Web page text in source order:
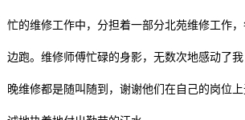
忙的维修工作中，分担着一部分北苑维修工作
边跑。维修师傅忙碌的身影，无数次地感动了
晚维修都是随叫随到，谢谢他们在自己的岗位